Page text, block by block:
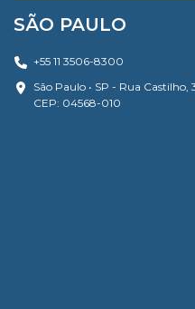
SÃO PAULO
+55 11 3506-8300
São Paulo • SP - Rua
CEP: 04568-010